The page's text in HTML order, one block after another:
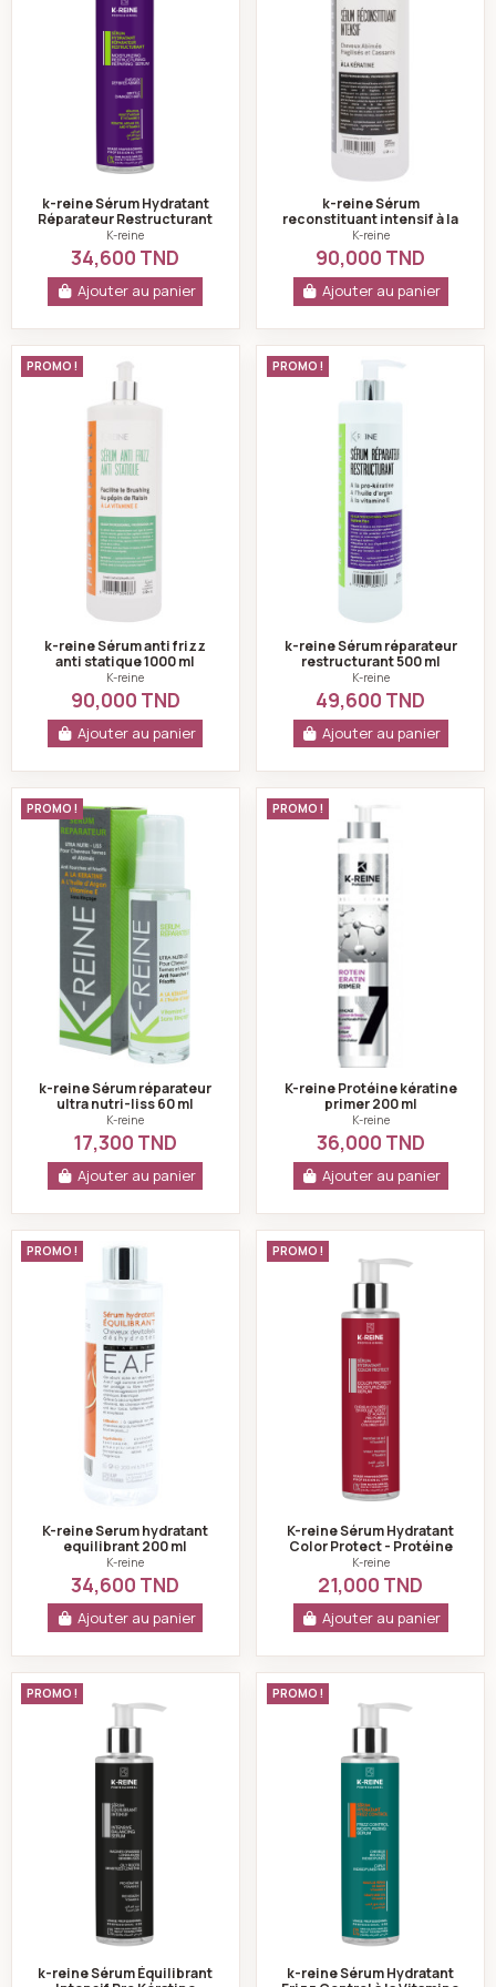
k-reine Sérum Hydratant
Réparateur Restructurant
Huile D’argan 200 ml
K-reine
34,600 TND
Ajouter au panier
k-reine Sérum
reconstituant intensif à la
kératine 1000 ml
K-reine
90,000 TND
Ajouter au panier
k-reine Sérum anti frizz anti statique 1000 ml
PROMO !
k-reine Sérum anti frizz
anti statique 1000 ml
K-reine
90,000 TND
Ajouter au panier
k-reine Sérum
PROMO !
k-reine Sérum réparateur
restructurant 500 ml
K-reine
49,600 TND
Ajouter au panier
k-reine Sérum réparateur ultra nutri-liss 60 ml
PROMO !
k-reine Sérum réparateur
ultra nutri-liss 60 ml
K-reine
17,300 TND
Ajouter au panier
K-reine Protéine
PROMO !
K-reine Protéine kératine
primer 200 ml
K-reine
36,000 TND
Ajouter au panier
K-reine Serum hydratant equilibrant 200 ml
PROMO !
K-reine Serum hydratant
equilibrant 200 ml
K-reine
34,600 TND
Ajouter au panier
PROMO !
K-reine Sérum Hydratant
Color Protect - Protéine
De Blé - Vitamine E 100ml
K-reine
21,000 TND
Ajouter au panier
k-reine Sérum Équilibrant Intensif Pro Kératine
PROMO !
k-reine Sérum Équilibrant
PROMO !
k-reine Sérum Hydratant